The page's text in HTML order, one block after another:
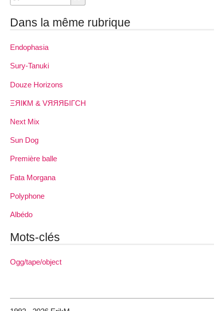
Dans la même rubrique
Endophasia
Sury-Tanuki
Douze Horizons
ΞЯIҜM & VЯЯЯБIΓCH
Next Mix
Sun Dog
Première balle
Fata Morgana
Polyphone
Albédo
Mots-clés
Ogg/tape/object